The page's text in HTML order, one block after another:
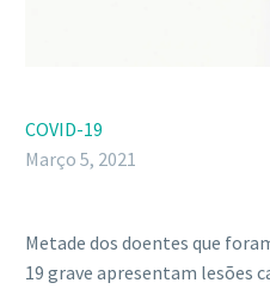
COVID-19
Março 5, 2021
Metade dos doentes que
19 grave apresentam lesões